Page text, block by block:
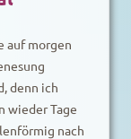
auf morgen
denn ich
wieder Tage
nach